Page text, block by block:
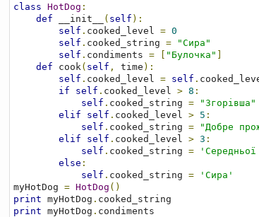
class HotDog :
def __init__ ( self ):
self . cooked_level = 0
self . cooked_string =
"Сира"
self . condiments = [ "Булочка" ]
def cook ( self , time ):
self . cooked_level = self .
if
self . cooked_level > 8 :
self . cooked_string =
"Згорівша"
elif
self . cooked_level > 5 :
self . cooked_string =
"Добре
elif
self . cooked_level > 3 :
self . cooked_string =
else :
self . cooked_string =
'Сира'
myHotDog = HotDog ()
print myHotDog .
print myHotDog . condiments